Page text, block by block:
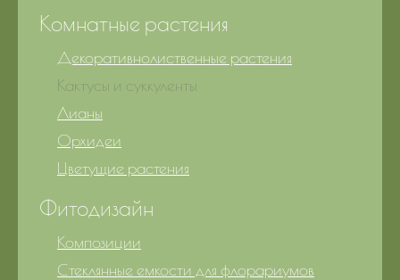
Комнатные растения
Декоративнолиственные растения
Кактусы и суккуленты
Лианы
Орхидеи
Цветущие растения
Фитодизайн
Композиции
Стеклянные емкости для флорариумов